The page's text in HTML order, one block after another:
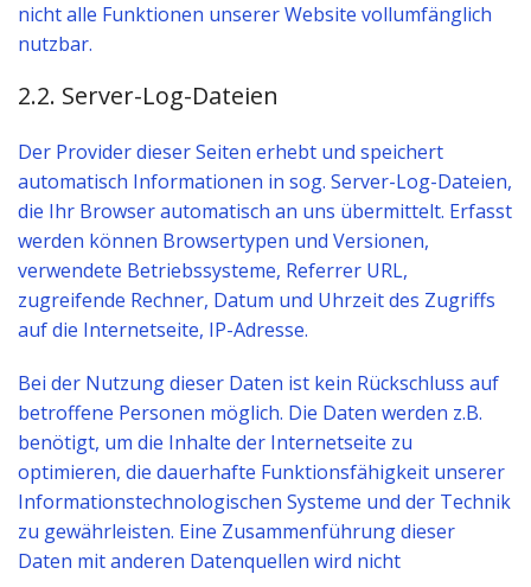
nicht alle Funktionen unserer Website vollumfänglich
nutzbar.
2.2. Server-Log-Dateien
Der Provider dieser Seiten erhebt und speichert
automatisch Informationen in sog. Server-Log-Dateien,
die Ihr Browser automatisch an uns übermittelt. Erfasst
werden können Browsertypen und Versionen,
verwendete Betriebssysteme, Referrer URL,
zugreifende Rechner, Datum und Uhrzeit des Zugriffs
auf die Internetseite, IP-Adresse.
Bei der Nutzung dieser Daten ist kein Rückschluss auf
betroffene Personen möglich. Die Daten werden z.B.
benötigt, um die Inhalte der Internetseite zu
optimieren, die dauerhafte Funktionsfähigkeit unserer
Informationstechnologischen Systeme und der Technik
zu gewährleisten. Eine Zusammenführung dieser
Daten mit anderen Datenquellen wird nicht